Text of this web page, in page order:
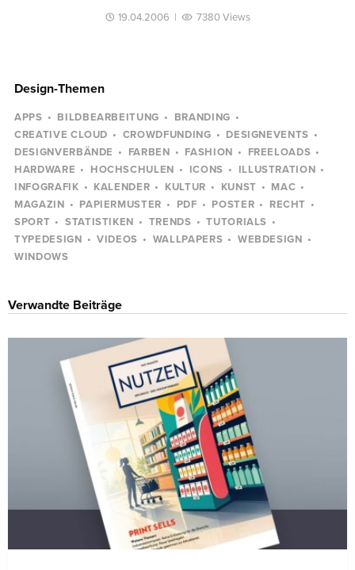
19.04.2006 | 7380 Views
Design-Themen
APPS BILDBEARBEITUNG
BRANDING
CREATIVE CLOUD
CROWDFUNDING
DESIGNEVENTS
DESIGNVERBÄNDE
FARBEN FASHION
FREELOADS
HARDWARE
HOCHSCHULEN ICONS
ILLUSTRATION
INFOGRAFIK
KALENDER KULTUR KUNST
MAC
MAGAZIN
PAPIERMUSTER PDF POSTER
RECHT
SPORT
STATISTIKEN TRENDS
TUTORIALS
TYPEDESIGN
VIDEOS WALLPAPERS
WEBDESIGN
WINDOWS
Verwandte Beiträge